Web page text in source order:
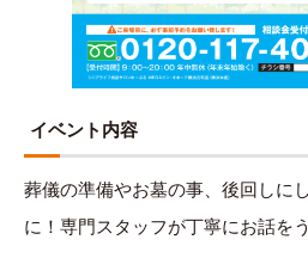
イベント内容
葬儀の準備やお墓の事、後回しに
に！専門スタッフが丁寧にお話を